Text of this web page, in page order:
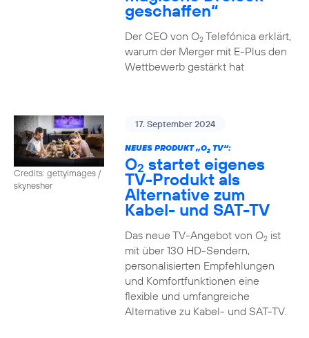
geschaffen“
Der CEO von O2Telefónica erklärt,
warum der Merger mit E-Plus den
Wettbewerb gestärkt hat
Credits: gettyimages /
skynesher
17. September 2024
NEUES PRODUKT „O2TV“:
O2 startet eigenes
TV-Produkt als
Alternative zum
Kabel- und SAT-TV
Das neue TV-Angebot von O2ist
mit über 130 HD-Sendern,
personalisierten Empfehlungen
und Komfortfunktionen eine
flexible und umfangreiche
Alternative zu Kabel- und SAT-TV.